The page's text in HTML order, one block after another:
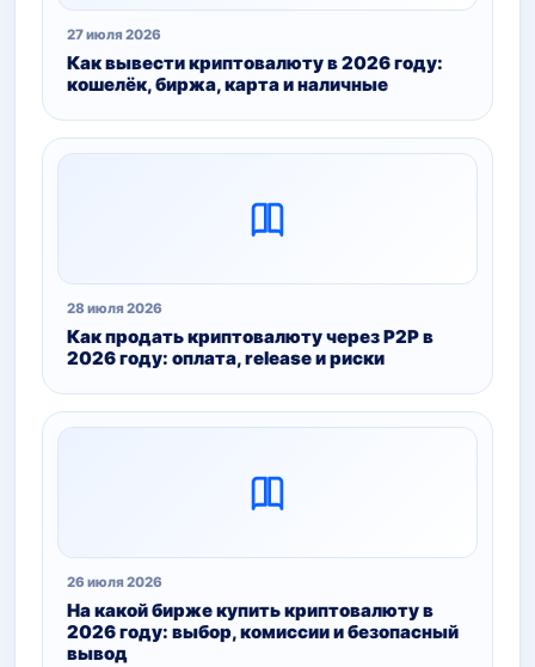
27 июля 2026
Как вывести криптовалюту в 2026 году:
кошелёк, биржа, карта и наличные
28 июля 2026
Как продать криптовалюту через P2P в
2026 году: оплата, release и риски
26 июля 2026
На какой бирже купить криптовалюту в
2026 году: выбор, комиссии и безопасный
вывод